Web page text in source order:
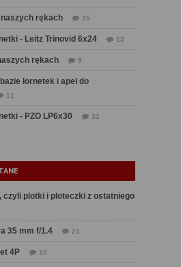
naszych rękach 25
- Leitz Trinovid 6x24 13
rękach 9
lornetek i apel do
11
- PZO LP6x30 32
czyli plotki i ploteczki z ostatniego
35 mm f/1.4 21
4P 10